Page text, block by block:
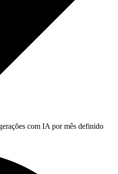
com IA por mês definido